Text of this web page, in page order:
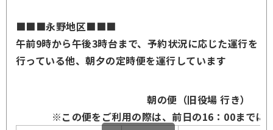
■■■永野地区■■■
午前9時から午後3時台まで、予約状況に応じた運行を
行っている他、朝夕の定時便を運行しています
朝の便（旧役場 行き）
※この便をご利用の際は、前日の16：00までに